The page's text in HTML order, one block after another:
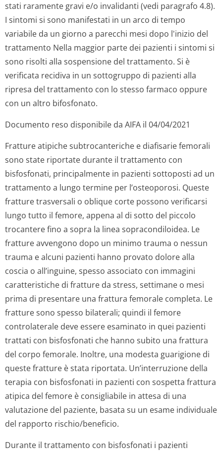
stati raramente gravi e/o invalidanti (vedi paragrafo 4.8).
I sintomi si sono manifestati in un arco di tempo
variabile da un giorno a parecchi mesi dopo l'inizio del
trattamento Nella maggior parte dei pazienti i sintomi si
sono risolti alla sospensione del trattamento. Si è
verificata recidiva in un sottogruppo di pazienti alla
ripresa del trattamento con lo stesso farmaco oppure
con un altro bifosfonato.
Documento reso disponibile da AIFA il 04/04/2021
Fratture atipiche subtrocanteriche e diafisarie femorali
sono state riportate durante il trattamento con
bisfosfonati, principalmente in pazienti sottoposti ad un
trattamento a lungo termine per l’osteoporosi. Queste
fratture trasversali o oblique corte possono verificarsi
lungo tutto il femore, appena al di sotto del piccolo
trocantere fino a sopra la linea sopracondiloidea. Le
fratture avvengono dopo un minimo trauma o nessun
trauma e alcuni pazienti hanno provato dolore alla
coscia o all’inguine, spesso associato con immagini
caratteristiche di fratture da stress, settimane o mesi
prima di presentare una frattura femorale completa. Le
fratture sono spesso bilaterali; quindi il femore
controlaterale deve essere esaminato in quei pazienti
trattati con bisfosfonati che hanno subito una frattura
del corpo femorale. Inoltre, una modesta guarigione di
queste fratture è stata riportata. Un’interruzione della
terapia con bisfosfonati in pazienti con sospetta frattura
atipica del femore è consigliabile in attesa di una
valutazione del paziente, basata su un esame individuale
del rapporto rischio/beneficio.
Durante il trattamento con bisfosfonati i pazienti